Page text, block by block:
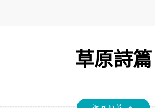
草原詩篇